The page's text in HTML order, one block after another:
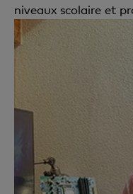
niveaux scolaire et